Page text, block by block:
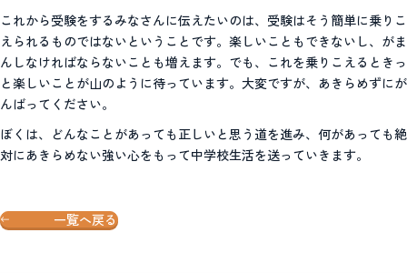
これから受験をするみなさんに伝えたいのは、受験はそう簡単に乗りこ
えられるものではないということです。楽しいこともできないし、がま
んしなければならないことも増えます。でも、これを乗りこえるときっ
と楽しいことが山のように待っています。大変ですが、あきらめずにが
んばってください。
ぼくは、どんなことがあっても正しいと思う道を進み、何があっても絶
対にあきらめない強い心をもって中学校生活を送っていきます。
一覧へ戻る